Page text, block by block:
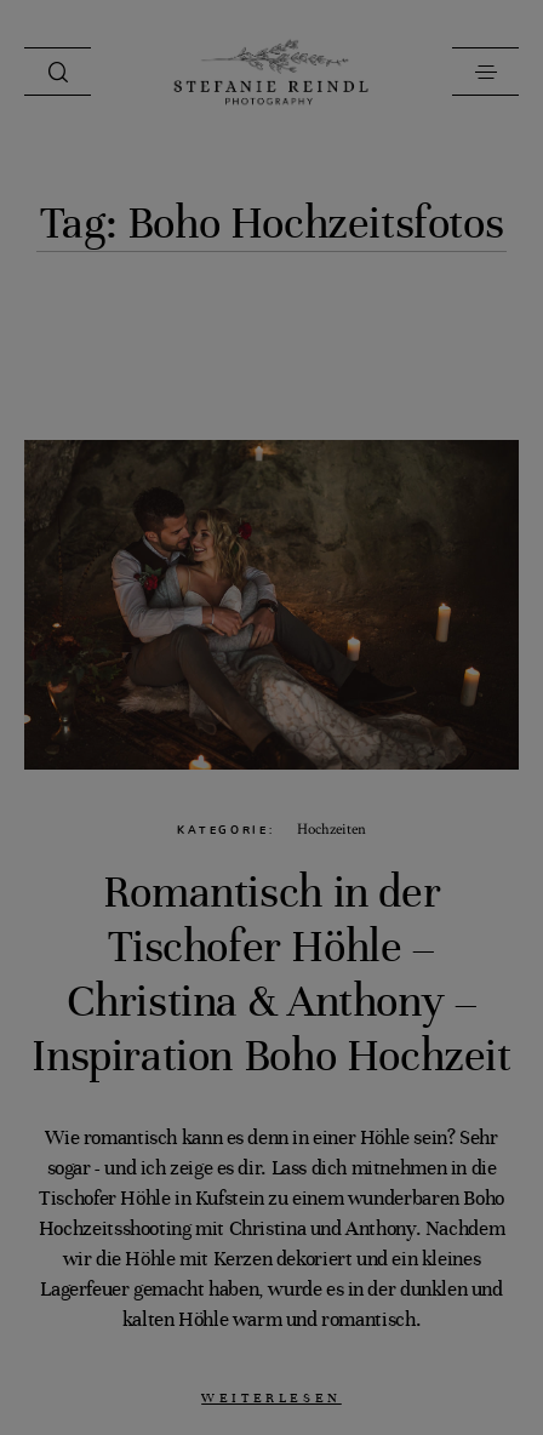
ÜBER MICH
KONTAKT
Tag: Boho Hochzeitsfotos
KATEGORIE Hochzeiten
Romantisch in der
Tischofer Höhle –
Christina & Anthony –
Inspiration Boho Hochzeit
Wie romantisch kann es denn in einer Höhle sein? Sehr
sogar - und ich zeige es dir. Lass dich mitnehmen in die
Tischofer Höhle in Kufstein zu einem wunderbaren Boho
Hochzeitsshooting mit Christina und Anthony. Nachdem
wir die Höhle mit Kerzen dekoriert und ein kleines
Lagerfeuer gemacht haben, wurde es in der dunklen und
kalten Höhle warm und romantisch.
WEITERLESEN